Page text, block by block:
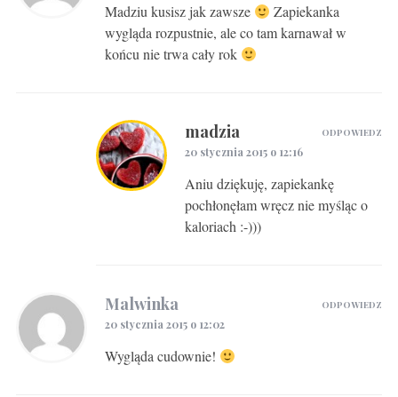
Madziu kusisz jak zawsze
Zapiekanka
wygląda rozpustnie, ale co tam karnawał w
końcu nie trwa cały rok
madzia
20 stycznia 2015 o 12:16
Aniu dziękuję, zapiekankę
pochłonęłam wręcz nie myśląc o
kaloriach :-)))
ODPOWIEDZ
Malwinka
20 stycznia 2015 o 12:02
Wygląda cudownie!
ODPOWIEDZ